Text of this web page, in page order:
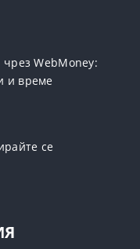
WebMoney:
и време
се